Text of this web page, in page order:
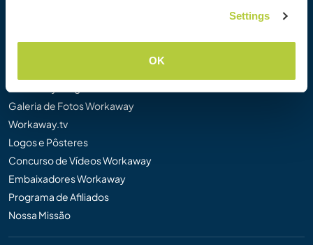
Settings
OK
Galeria de Fotos Workaway
Workaway.tv
Logos e Pôsteres
Concurso de Vídeos Workaway
Embaixadores Workaway
Programa de Afiliados
Nossa Missão